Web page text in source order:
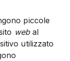
piccole
webal
utilizzato